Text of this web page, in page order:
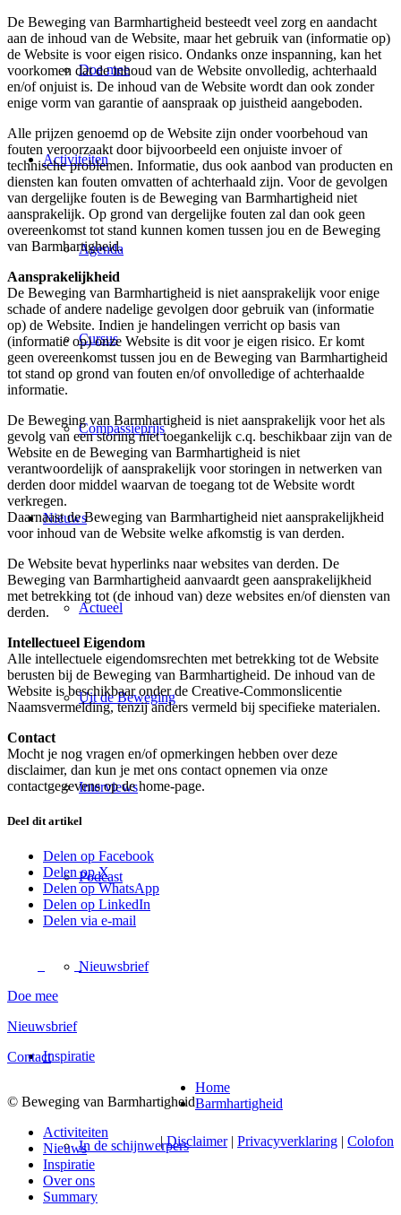
Doe mee
Activiteiten
Agenda
Cursus
Compassieprijs
Nieuws
Actueel
Uit de Beweging
Interviews
Podcast
Nieuwsbrief
Inspiratie
In de schijnwerpers
De Beweging van Barmhartigheid besteedt veel zorg en aandacht
aan de inhoud van de Website, maar het gebruik van (informatie op)
de Website is voor eigen risico. Ondanks onze inspanning, kan het
voorkomen dat de inhoud van de Website onvolledig, achterhaald
en/of onjuist is. De inhoud van de Website wordt dan ook zonder
enige vorm van garantie of aanspraak op juistheid aangeboden.
Alle prijzen genoemd op de Website zijn onder voorbehoud van
fouten veroorzaakt door bijvoorbeeld een onjuiste invoer of
technische problemen. Informatie, dus ook aanbod van producten en
diensten kan fouten omvatten of achterhaald zijn. Voor de gevolgen
van dergelijke fouten is de Beweging van Barmhartigheid niet
aansprakelijk. Op grond van dergelijke fouten zal dan ook geen
overeenkomst tot stand kunnen komen tussen jou en de Beweging
van Barmhartigheid.
Aansprakelijkheid
De Beweging van Barmhartigheid is niet aansprakelijk voor enige
schade of andere nadelige gevolgen door gebruik van (informatie
op) de Website. Indien je handelingen verricht op basis van
(informatie op) onze Website is dit voor je eigen risico. Er komt
geen overeenkomst tussen jou en de Beweging van Barmhartigheid
tot stand op grond van fouten en/of onvolledige of achterhaalde
informatie.
De Beweging van Barmhartigheid is niet aansprakelijk voor het als
gevolg van een storing niet toegankelijk c.q. beschikbaar zijn van de
Website en de Beweging van Barmhartigheid is niet
verantwoordelijk of aansprakelijk voor storingen in netwerken van
derden door middel waarvan de toegang tot de Website wordt
verkregen.
Daarnaast de Beweging van Barmhartigheid niet aansprakelijkheid
voor inhoud van de Website welke afkomstig is van derden.
De Website bevat hyperlinks naar websites van derden. De
Beweging van Barmhartigheid aanvaardt geen aansprakelijkheid
met betrekking tot (de inhoud van) deze websites en/of diensten van
derden.
Intellectueel Eigendom
Alle intellectuele eigendomsrechten met betrekking tot de Website
berusten bij de Beweging van Barmhartigheid. De inhoud van de
Website is beschikbaar onder de Creative-Commonslicentie
Naamsvermelding, tenzij anders vermeld bij specifieke materialen.
Contact
Mocht je nog vragen en/of opmerkingen hebben over deze
disclaimer, dan kun je met ons contact opnemen via onze
contactgegevens op de home-page.
Deel dit artikel
Delen op Facebook
Delen op X
Delen op WhatsApp
Delen op LinkedIn
Delen via e-mail
Doe mee
Nieuwsbrief
Contact
© Beweging van Barmhartigheid
|Disclaimer| Privacyverklaring | Colofon
Home
Barmhartigheid
Activiteiten
Nieuws
Inspiratie
Over ons
Summary